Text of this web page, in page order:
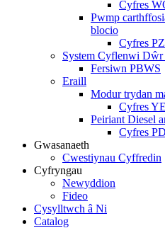
Cyfres
Pwmp
blocio
Cyfres
System Cyflenwi
Fersiwn PBWS
Eraill
Modur trydan
Cyfres
Peiriant Diesel
Cyfres PD
Gwasanaeth
Cwestiynau Cyffredin
Cyfryngau
Newyddion
Fideo
Cysylltwch â Ni
Catalog